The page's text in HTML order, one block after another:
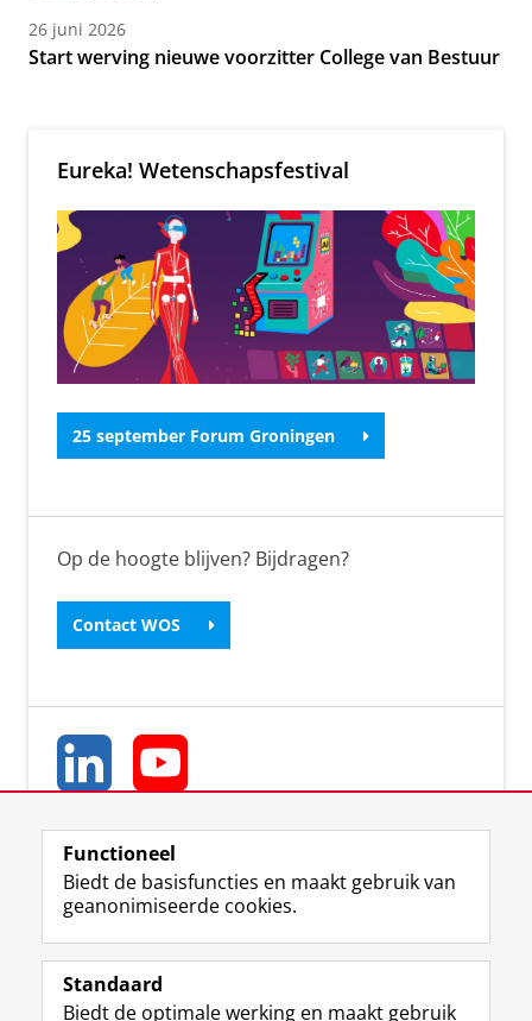
26 juni 2026
Start werving nieuwe voorzitter College van Bestuur
Eureka! Wetenschapsfestival
25 september Forum Groningen
Op de hoogte blijven? Bijdragen?
Contact WOS
Volg ons op
L
i
Y
o
Functioneel
Biedt de basisfuncties en maakt gebruik van
geanonimiseerde cookies.
Standaard
Biedt de optimale werking en maakt gebruik